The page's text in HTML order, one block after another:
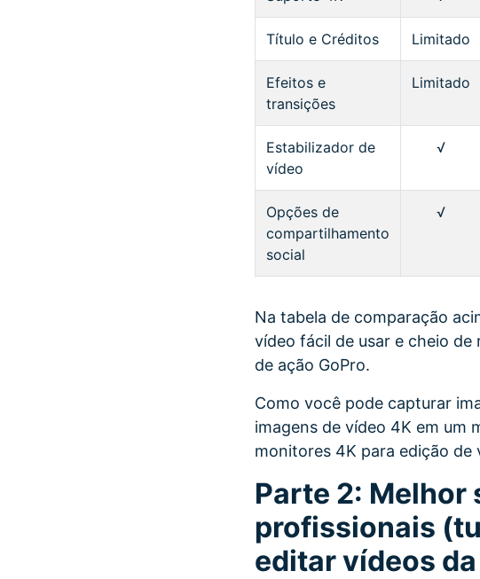
Título e Créditos Limitado
Efeitos e
transições
Limitado
Estabilizador de
vídeo
√
Opções de
compartilhamento
social
√
Na tabela de comparação
vídeo fácil de usar e cheio
de ação GoPro.
Como você pode capturar
imagens de vídeo 4K em um
monitores 4K para edição de
Parte 2: Melhor
profissionais
editar vídeos